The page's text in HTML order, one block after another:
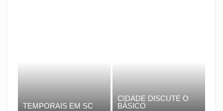
TEMPORAIS EM SC
CIDADE DISCUTE O
BÁSICO